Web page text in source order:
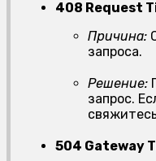
408 Request
Причина:
запроса.
Решение:
запрос.
504 Gateway